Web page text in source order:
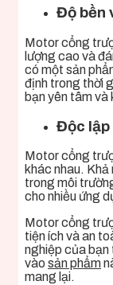
Độ bền
Motor cổng
lượng cao và
có một sản
định trong thời
bạn yên tâm và
Độc lập
Motor cổng
khác nhau.
trong môi
cho nhiều ứng
Motor cổng
tiện ích và an
nghiệp của bạn
vào sản phẩm
mang lại.